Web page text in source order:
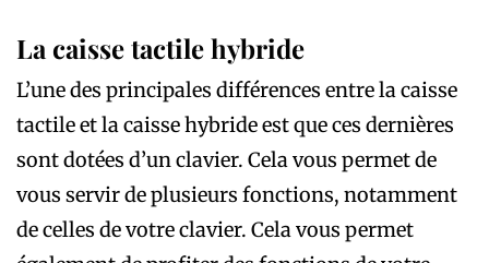
La caisse tactile hybride
L’une des principales différences entre la caisse
tactile et la caisse hybride est que ces dernières
sont dotées d’un clavier. Cela vous permet de
vous servir de plusieurs fonctions, notamment
de celles de votre clavier. Cela vous permet